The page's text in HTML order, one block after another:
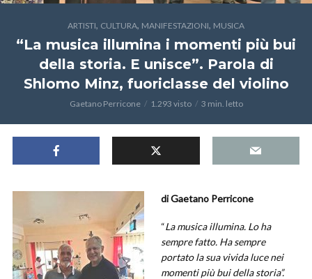
ARTISTI, CULTURA, MANIFESTAZIONI, MUSICA
“La musica illumina i momenti più bui
della storia. E unisce”. Parola di
Shlomo Minz, fuoriclasse del violino
Gaetano Perricone 1.293 visto 3 min. letto
di Gaetano Perricone
“La musica illumina. Lo ha
sempre fatto. Ha sempre
portato la sua vivida luce nei
momenti più bui della storia”.